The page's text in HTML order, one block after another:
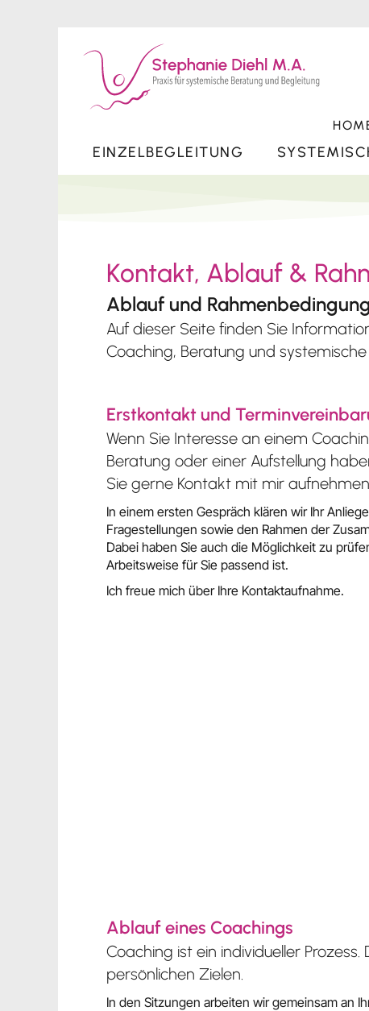
EINZELBEGLEITUNG
Kontakt, Ablauf &
Ablauf und
Auf dieser Seite finden Sie
Coaching, Beratung und systemische
Erstkontakt und
Wenn Sie Interesse an einem
Beratung oder einer Aufstellung
Sie gerne Kontakt mit mir
In einem ersten Gespräch klären wir Ihr
Fragestellungen sowie den Rahmen der
Dabei haben Sie auch die Möglichkeit zu
Arbeitsweise für Sie passend ist.
Ich freue mich über Ihre Kontaktaufnahme.
Ablauf eines Coachings
Coaching ist ein individueller
persönlichen Zielen.
In den Sitzungen arbeiten wir gemeinsam an